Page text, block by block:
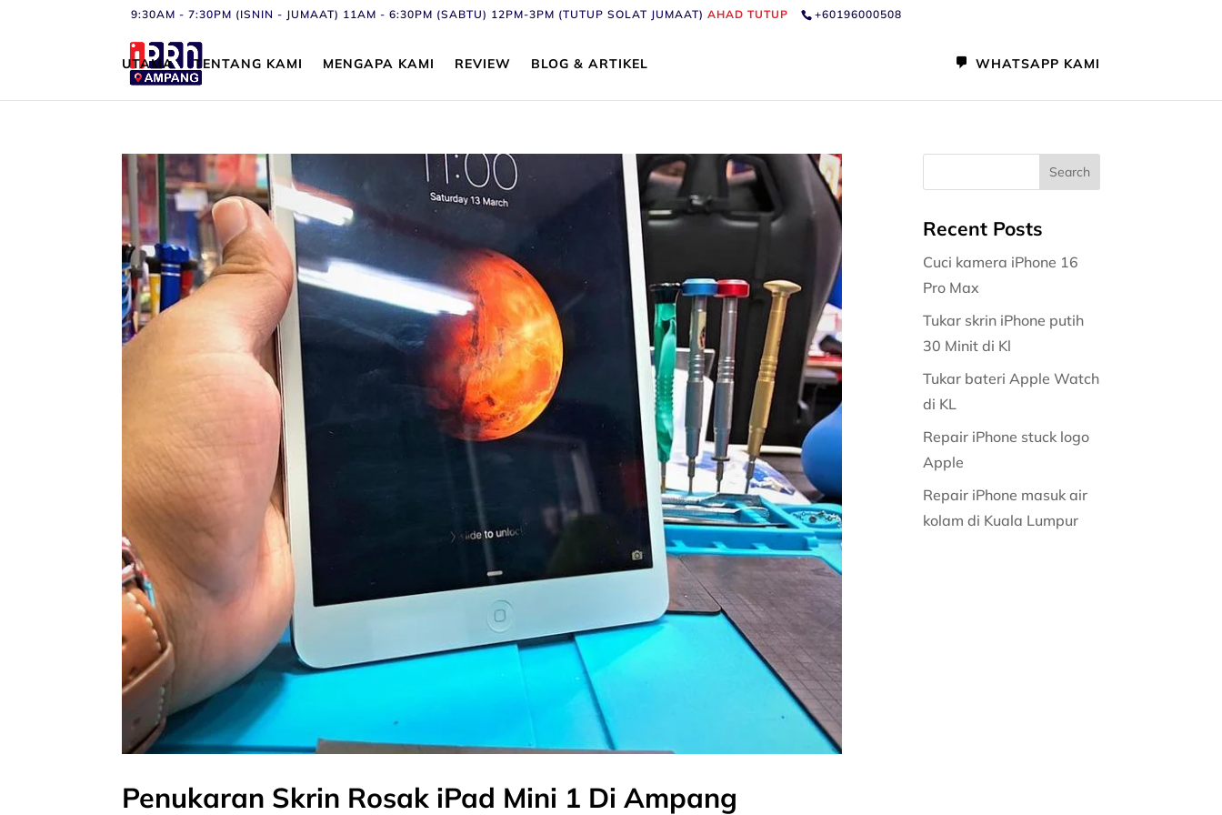
9:30AM - 7:30PM (ISNIN - JUMAAT) 11AM - 6:30PM (SABTU) 12PM-3PM (TUTUP SOLAT JUMAAT)AHAD TUTUP +60196000508
UTAMA TENTANG KAMI MENGAPA KAMI REVIEW BLOG & ARTIKEL WHATSAPP KAMI
Penukaran Skrin Rosak iPad Mini 1 Di Ampang
Recent Posts
Cuci kamera iPhone 16
Pro Max
Tukar skrin iPhone putih
30 Minit di Kl
Tukar bateri Apple Watch
di KL
Repair iPhone stuck logo
Apple
Repair iPhone masuk air
kolam di Kuala Lumpur